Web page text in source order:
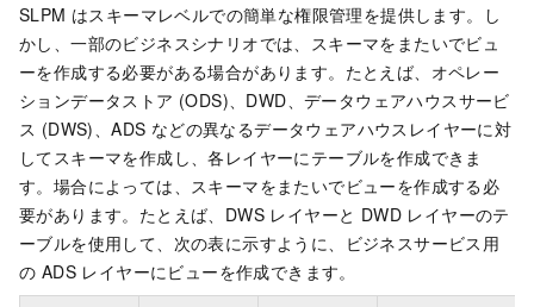
SLPM はスキーマレベルでの簡単な権限管理を提供します。し
かし、一部のビジネスシナリオでは、スキーマをまたいでビュ
ーを作成する必要がある場合があります。たとえば、オペレー
ションデータストア (ODS)、DWD、データウェアハウスサービ
ス (DWS)、ADS などの異なるデータウェアハウスレイヤーに対
してスキーマを作成し、各レイヤーにテーブルを作成できま
す。場合によっては、スキーマをまたいでビューを作成する必
要があります。たとえば、DWS レイヤーと DWD レイヤーのテ
ーブルを使用して、次の表に示すように、ビジネスサービス用
の ADS レイヤーにビューを作成できます。